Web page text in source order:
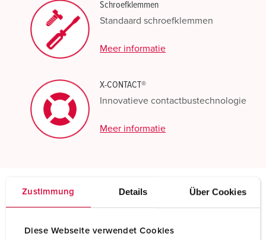
Zustimmung Details Über Cookies
Diese Webseite verwendet Cookies
Schroefklemmen
Standaard schroefklemmen
Meer informatie
X-CONTACT®
Innovatieve contactbustechnologie
Meer informatie